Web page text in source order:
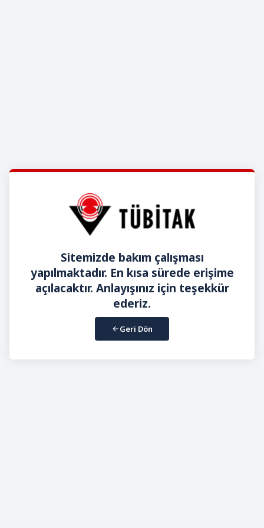
Sitemizde bakım çalışması
yapılmaktadır. En kısa sürede erişime
açılacaktır. Anlayışınız için teşekkür
ederiz.
Geri Dön